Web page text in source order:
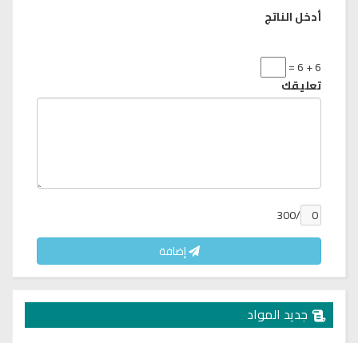
أدخل الناتج
6 + 6 =
تعليقك
/300
إضافة
جديد المواد